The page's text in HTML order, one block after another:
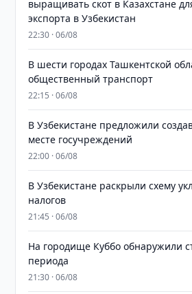
выращивать скот в Казахстане
экспорта в Узбекистан
22:30 · 06/08
В шести городах Ташкентской
общественный транспорт
22:15 · 06/08
В Узбекистане предложили
месте госучреждений
22:00 · 06/08
В Узбекистане раскрыли схему
налогов
21:45 · 06/08
На городище Куббо обнаружили
периода
21:30 · 06/08